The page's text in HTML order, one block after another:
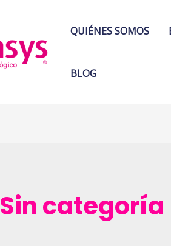
QUIÉNES SOMOS
BLOG
Sin categoría